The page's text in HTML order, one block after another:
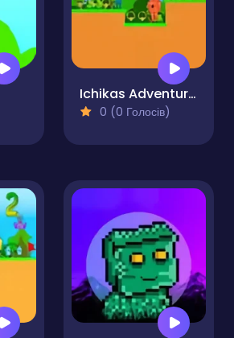
Ichikas Adventure 2
0 (0 Голосів)